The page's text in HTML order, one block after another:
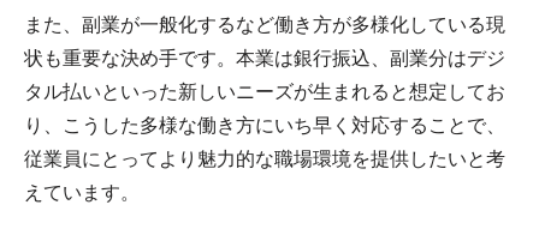
また、副業が一般化するなど働き方が多様化している現
状も重要な決め手です。本業は銀行振込、副業分はデジ
タル払いといった新しいニーズが生まれると想定してお
り、こうした多様な働き方にいち早く対応することで、
従業員にとってより魅力的な職場環境を提供したいと考
えています。